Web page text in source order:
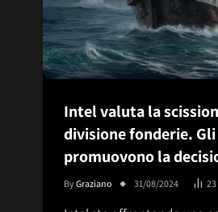
Intel valuta la
divisione fonderie.
promuovono la
ByGraziano 31/08/2024 23